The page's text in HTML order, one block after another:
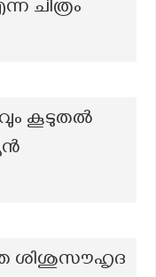
ചിത്രം
കൂടുതൽ
ശിശുസൗഹൃദ